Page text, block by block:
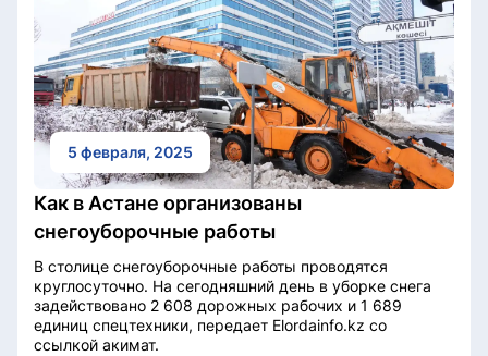
5 февраля, 2025
Как в Астане организованы
снегоуборочные работы
В столице снегоуборочные работы проводятся
круглосуточно. На сегодняшний день в уборке снега
задействовано 2 608 дорожных рабочих и 1 689
единиц спецтехники, передает Elordainfo.kz со
ссылкой акимат.